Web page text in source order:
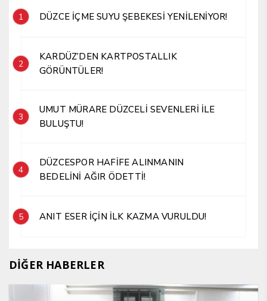
1 DÜZCE İÇME SUYU ŞEBEKESİ YENİLENİYOR!
2
KARDÜZ’DEN KARTPOSTALLIK
GÖRÜNTÜLER!
3
UMUT MÜRARE DÜZCELİ SEVENLERİ İLE
BULUŞTU!
4
DÜZCESPOR HAFİFE ALINMANIN
BEDELİNİ AĞIR ÖDETTİ!
5 ANIT ESER İÇİN İLK KAZMA VURULDU!
DİĞER HABERLER